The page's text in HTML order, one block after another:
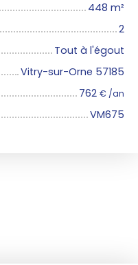
448 m²
2
Tout à l'égout
Vitry-sur-Orne 57185
762 € /an
VM675